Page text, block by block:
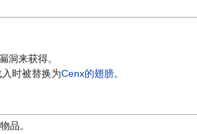
洞来获得。
时被替换为Cenx的翅膀。
品。